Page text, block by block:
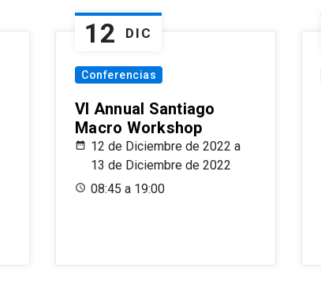
12 DIC
Conferencias
VI Annual Santiago
Macro Workshop
12 de Diciembre de 2022 a
13 de Diciembre de 2022
08:45 a 19:00